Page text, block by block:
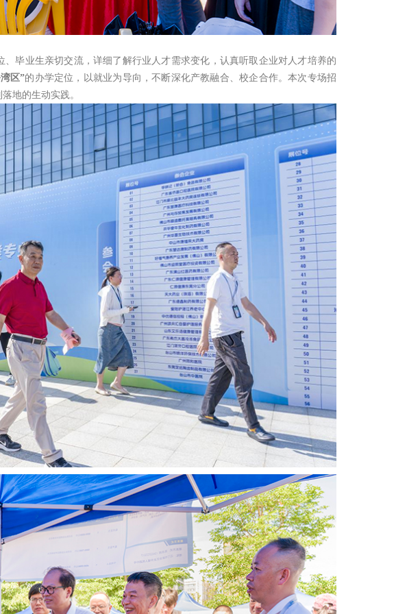
毕业生亲切交流，详细了解行业人才需求变化，认真听取企业对人才培养的
区”的办学定位，以就业为导向，不断深化产教融合、校企合作。本次专场招
地的生动实践。